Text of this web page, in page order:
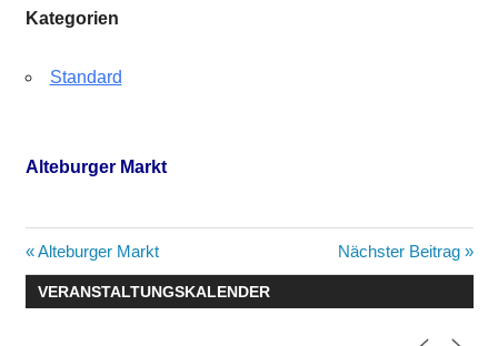
Kategorien
Standard
Alteburger Markt
Beitragsnavigation
Vorheriger
Beitrag:
Alteburger Markt
Nächster
Beitrag:
Nächster Beitrag
VERANSTALTUNGSKALENDER